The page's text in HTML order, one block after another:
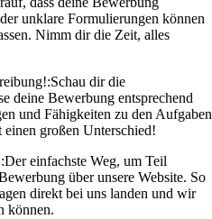
unklare Formulierungen können
Nimm dir die Zeit, alles
Schau dir die
deine Bewerbung entsprechend
und Fähigkeiten zu den Aufgaben
einen großen Unterschied!
Der einfachste Weg, um Teil
über unsere Website. So
direkt bei uns landen und wir
können.